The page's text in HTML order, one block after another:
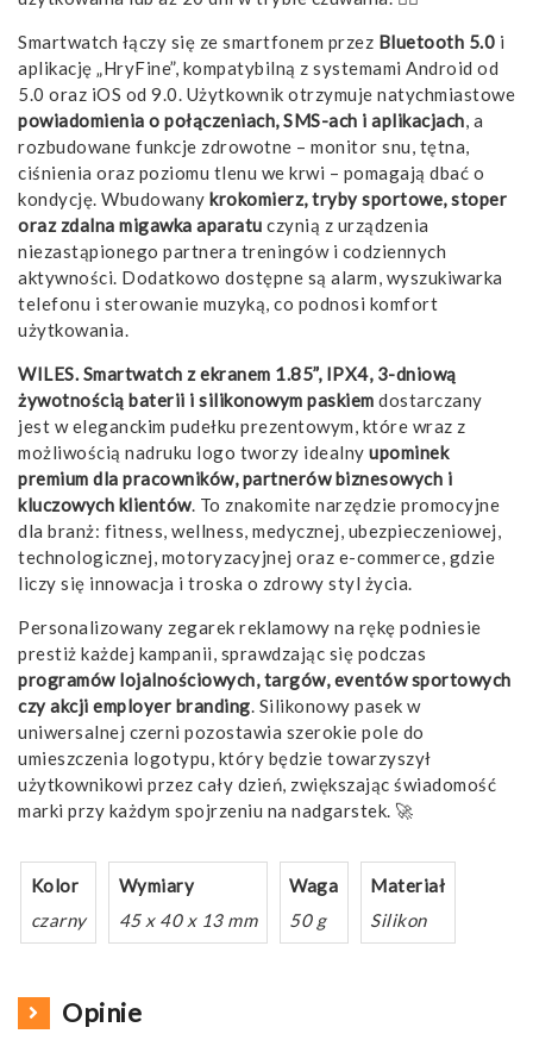
Smartwatch łączy się ze smartfonem przez Bluetooth 5.0 i
aplikację „HryFine”, kompatybilną z systemami Android od
5.0 oraz iOS od 9.0. Użytkownik otrzymuje natychmiastowe
powiadomienia o połączeniach, SMS-ach i aplikacjach, a
rozbudowane funkcje zdrowotne – monitor snu, tętna,
ciśnienia oraz poziomu tlenu we krwi – pomagają dbać o
kondycję. Wbudowany krokomierz, tryby sportowe, stoper
oraz zdalna migawka aparatu czynią z urządzenia
niezastąpionego partnera treningów i codziennych
aktywności. Dodatkowo dostępne są alarm, wyszukiwarka
telefonu i sterowanie muzyką, co podnosi komfort
użytkowania.
WILES. Smartwatch z ekranem 1.85”, IPX4, 3-dniową
żywotnością baterii i silikonowym paskiem dostarczany
jest w eleganckim pudełku prezentowym, które wraz z
możliwością nadruku logo tworzy idealny upominek
premium dla pracowników, partnerów biznesowych i
kluczowych klientów. To znakomite narzędzie promocyjne
dla branż: fitness, wellness, medycznej, ubezpieczeniowej,
technologicznej, motoryzacyjnej oraz e-commerce, gdzie
liczy się innowacja i troska o zdrowy styl życia.
Personalizowany zegarek reklamowy na rękę podniesie
prestiż każdej kampanii, sprawdzając się podczas
programów lojalnościowych, targów, eventów sportowych
czy akcji employer branding. Silikonowy pasek w
uniwersalnej czerni pozostawia szerokie pole do
umieszczenia logotypu, który będzie towarzyszył
użytkownikowi przez cały dzień, zwiększając świadomość
marki przy każdym spojrzeniu na nadgarstek. 🚀
Kolor
czarny
Wymiary
45 x 40 x 13 mm
Waga
50 g
Materiał
Silikon
Opinie